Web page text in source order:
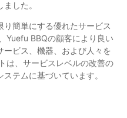
した。
簡単にする優れたサービス
Yuefu BBQの顧客により良い
ビス、機器、および人々を
は、サービスレベルの改善の
テムに基づいています。